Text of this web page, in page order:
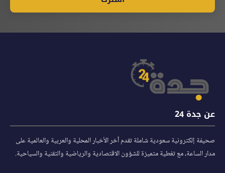
عن جدة 24
صحيفة إلكترونية سعودية شاملة تقدم آخر الأخبار المحلية والعربية والعالمية على
مدار الساعة، مع تغطية متميزة للشؤون الاقتصادية والرياضية والتقنية والسياحية.